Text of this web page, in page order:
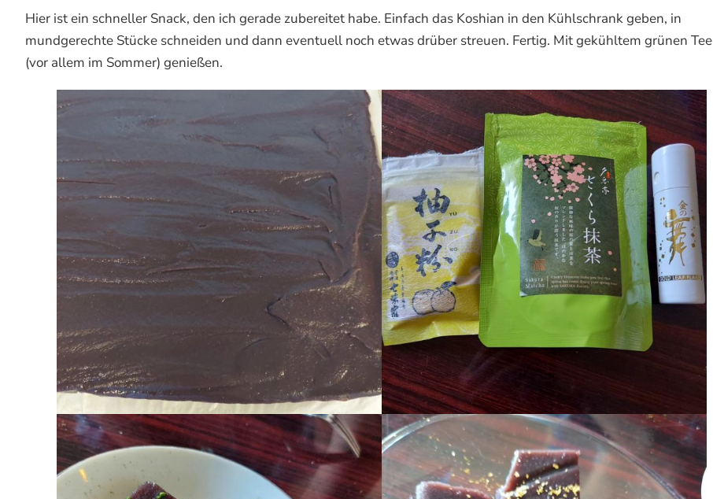
Hier ist ein schneller Snack, den ich gerade zubereitet habe. Einfach das Koshian in den Kühlschrank geben, in
mundgerechte Stücke schneiden und dann eventuell noch etwas drüber streuen. Fertig. Mit gekühltem grünen Tee
(vor allem im Sommer) genießen.